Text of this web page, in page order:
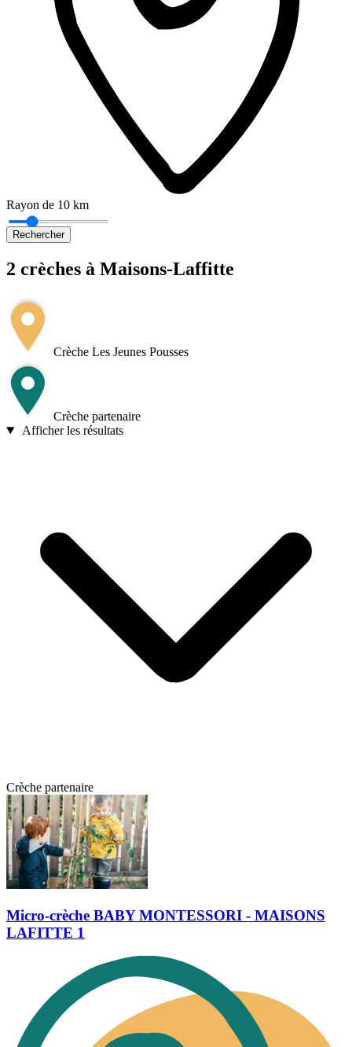
Rayon de 10 km
Rechercher
2 crèches à Maisons-Laffitte
+
−
Crèche Les Jeunes Pousses
Crèche partenaire
Afficher les résultats
Crèche partenaire
Micro-crèche BABY MONTESSORI - MAISONS
LAFITTE 1